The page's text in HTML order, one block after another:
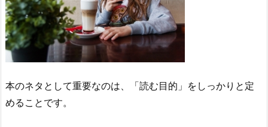
本のネタとして重要なのは、「読む目的」をしっかりと定
めることです。